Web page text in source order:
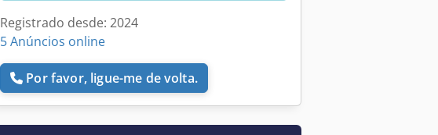
Registrado desde: 2024
5 Anúncios online
Por favor, ligue-me de volta.